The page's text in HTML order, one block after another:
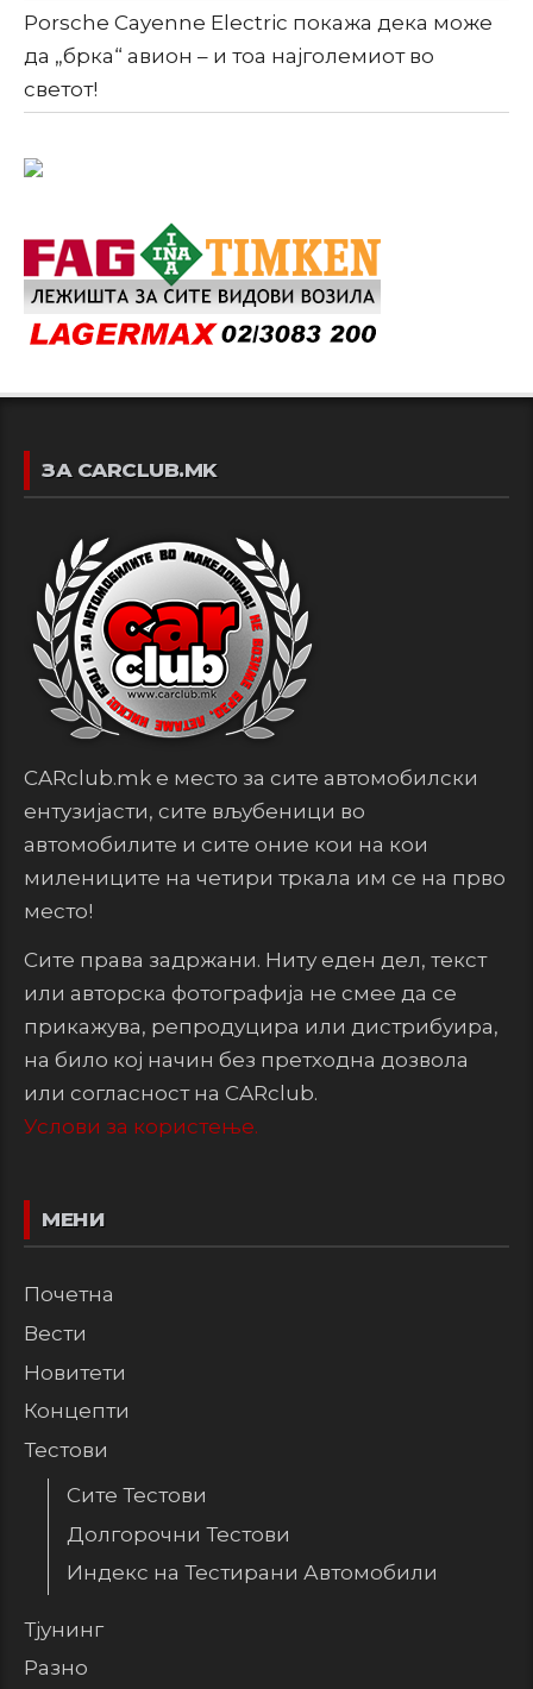
Porsche Cayenne Electric покажа дека може
да „брка“ авион – и тоа најголемиот во
светот!
ЗА CARCLUB.MK
CARclub.mk е место за сите автомобилски
ентузијасти, сите вљубеници во
автомобилите и сите оние кои на кои
милениците на четири тркала им се на прво
место!
Сите права задржани. Ниту еден дел, текст
или авторска фотографија не смее да се
прикажува, репродуцира или дистрибуира,
на било кој начин без претходна дозвола
или согласност на CARclub.
Услови за користење.
МЕНИ
Почетна
Вести
Новитети
Концепти
Тестови
Сите Тестови
Долгорочни Тестови
Индекс на Тестирани Автомобили
Тјунинг
Разно